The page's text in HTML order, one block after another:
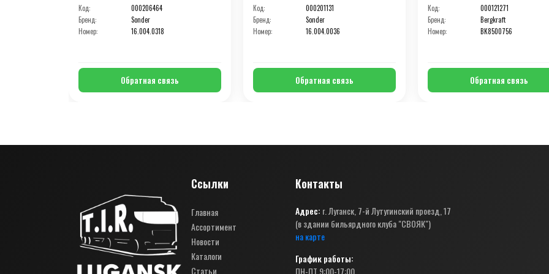
Код:
000206464
Бренд:
Sonder
Номер:
16.004.0318
Обратная связь
Код:
000201131
Бренд:
Sonder
Номер:
16.004.0036
Обратная связь
Код:
000121271
Бренд:
Bergkraft
Номер:
BK8500756
Обратная связь
Ссылки
Главная
Ассортимент
Новости
Каталоги
Статьи
Контакты
Адрес: г. Луганск, 7-й Лутугинский проезд, 17
(в здании бильярдного клуба "СВОЯК")
на карте
График работы:
ПН-ПТ 9:00-17:00